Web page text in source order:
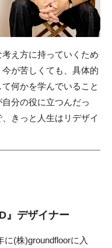
考え方に持っていくため
が苦しくても、具体的
何かを学んでいること
分の役に立つんだっ
きっと人生はリデザイ
』デザイナー
(株)groundfloorに入